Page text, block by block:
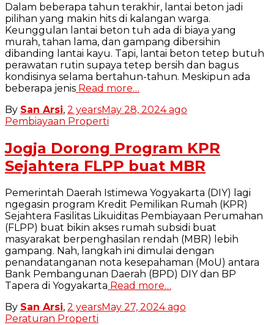
Dalam beberapa tahun terakhir, lantai beton jadi
pilihan yang makin hits di kalangan warga.
Keunggulan lantai beton tuh ada di biaya yang
murah, tahan lama, dan gampang dibersihin
dibanding lantai kayu. Tapi, lantai beton tetep butuh
perawatan rutin supaya tetep bersih dan bagus
kondisinya selama bertahun-tahun. Meskipun ada
beberapa jenis Read more…
By San Arsi, 2 yearsMay 28, 2024ago
Pembiayaan Properti
Jogja Dorong Program KPR
Sejahtera FLPP buat MBR
Pemerintah Daerah Istimewa Yogyakarta (DIY) lagi
ngegasin program Kredit Pemilikan Rumah (KPR)
Sejahtera Fasilitas Likuiditas Pembiayaan Perumahan
(FLPP) buat bikin akses rumah subsidi buat
masyarakat berpenghasilan rendah (MBR) lebih
gampang. Nah, langkah ini dimulai dengan
penandatanganan nota kesepahaman (MoU) antara
Bank Pembangunan Daerah (BPD) DIY dan BP
Tapera di Yogyakarta Read more…
By San Arsi, 2 yearsMay 27, 2024ago
Peraturan Properti